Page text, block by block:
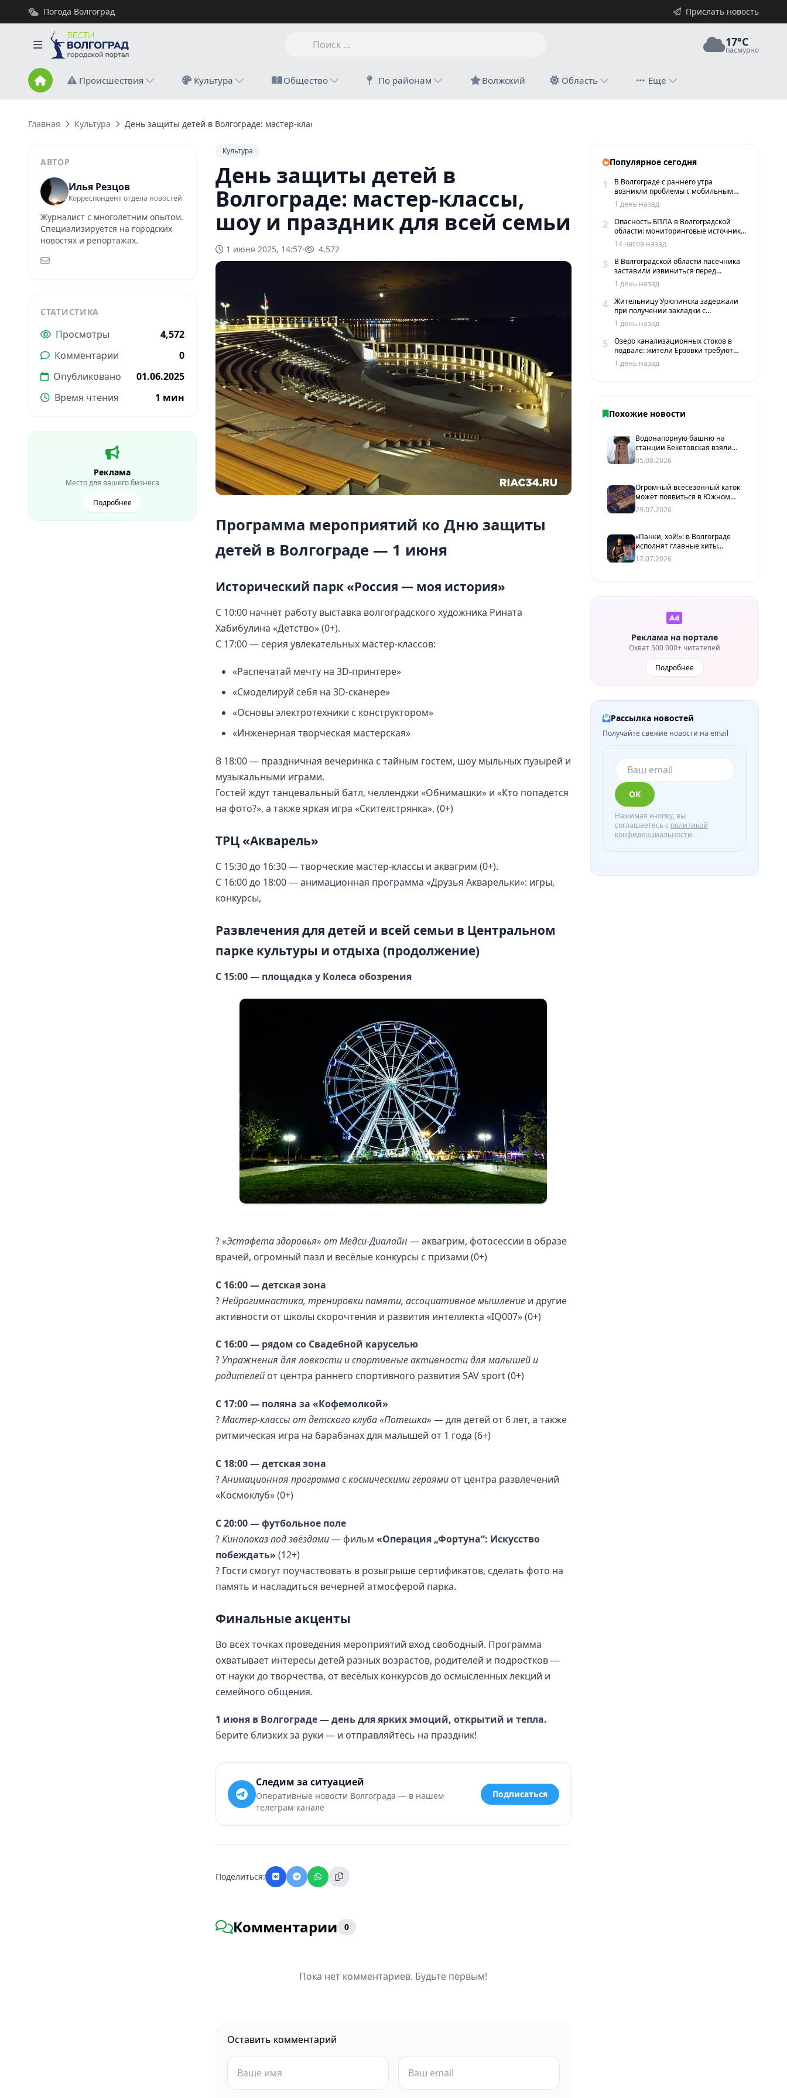
Погода Волгоград Прислать новость
17°C
пасмурно
Происшествия Культура Общество По районам Волжский Область Еще
Главная Культура День защиты детей в Волгограде: мастер-классы, шоу и праздник для всей семьи
АВТОР
Илья Резцов
Корреспондент отдела новостей
Журналист с многолетним опытом.
Специализируется на городских
новостях и репортажах.
СТАТИСТИКА
Просмотры
4,572
Комментарии
0
Опубликовано
01.06.2025
Время чтения
1 мин
Реклама
Место для вашего бизнеса
Подробнее
Культура
День защиты детей в
Волгограде: мастер-классы,
шоу и праздник для всей семьи
1 июня 2025, 14:57 4,572
Программа мероприятий ко Дню защиты
детей в Волгограде — 1 июня
Исторический парк «Россия — моя история»
С 10:00 начнёт работу выставка волгоградского художника Рината
Хабибулина «Детство» (0+).
С 17:00 — серия увлекательных мастер-классов:
«Распечатай мечту на 3D-принтере»
«Смоделируй себя на 3D-сканере»
«Основы электротехники с конструктором»
«Инженерная творческая мастерская»
В 18:00 — праздничная вечеринка с тайным гостем, шоу мыльных пузырей и
музыкальными играми.
Гостей ждут танцевальный батл, челленджи «Обнимашки» и «Кто попадется
на фото?», а также яркая игра «Скителстрянка». (0+)
ТРЦ «Акварель»
С 15:30 до 16:30 — творческие мастер-классы и аквагрим (0+).
С 16:00 до 18:00 — анимационная программа «Друзья Акварельки»: игры,
конкурсы,
Развлечения для детей и всей семьи в Центральном
парке культуры и отдыха (продолжение)
С 15:00 — площадка у Колеса обозрения
?«Эстафета здоровья» от Медси-Диалайн — аквагрим, фотосессии в образе
врачей, огромный пазл и весёлые конкурсы с призами (0+)
С 16:00 — детская зона
?Нейрогимнастика, тренировки памяти, ассоциативное мышлениеи другие
активности от школы скорочтения и развития интеллекта «IQ007» (0+)
С 16:00 — рядом со Свадебной каруселью
?Упражнения для ловкости и спортивные активности для малышей и
родителейот центра раннего спортивного развития SAV sport (0+)
С 17:00 — поляна за «Кофемолкой»
?Мастер-классы от детского клуба «Потешка» — для детей от 6 лет, а также
ритмическая игра на барабанах для малышей от 1 года (6+)
С 18:00 — детская зона
?Анимационная программа с космическими героямиот центра развлечений
«Космоклуб» (0+)
С 20:00 — футбольное поле
?Кинопоказ под звёздами— фильм «Операция „Фортуна“: Искусство
побеждать» (12+)
? Гости смогут поучаствовать в розыгрыше сертификатов, сделать фото на
память и насладиться вечерней атмосферой парка.
Финальные акценты
Во всех точках проведения мероприятий вход свободный. Программа
охватывает интересы детей разных возрастов, родителей и подростков —
от науки до творчества, от весёлых конкурсов до осмысленных лекций и
семейного общения.
1 июня в Волгограде — день для ярких эмоций, открытий и тепла.
Берите близких за руки — и отправляйтесь на праздник!
Следим за ситуацией
Оперативные новости Волгограда — в нашем
телеграм-канале
Подписаться
Поделиться:
Комментарии 0
Пока нет комментариев. Будьте первым!
Оставить комментарий
Популярное сегодня
1
В Волгограде с раннего утра
возникли проблемы с мобильным
интернетом и сервисами такси
1 день назад
2
Опасность БПЛА в Волгоградской
области: мониторинговые источники
сообщают о пролетах беспилотников
14 часов назад
3
В Волгоградской области пасечника
заставили извиниться перед
жителями хутора
1 день назад
4
Жительницу Урюпинска задержали
при получении закладки с
мефедроном в Волгограде
1 день назад
5
Озеро канализационных стоков в
подвале: жители Ерзовки требуют
срочных мер
1 день назад
Похожие новости
Водонапорную башню на
станции Бекетовская взяли
под государственную охрану
05.08.2026
Огромный всесезонный каток
может появиться в Южном
парке Волгограда уже в
следующем году
29.07.2026
«Панки, хой!»: в Волгограде
исполнят главные хиты
группы «Король и Шут»
17.07.2026
Реклама на портале
Охват 500 000+ читателей
Подробнее
Рассылка новостей
Получайте свежие новости на email
ОК
Нажимая кнопку, вы
соглашаетесь с политикой
конфиденциальности.